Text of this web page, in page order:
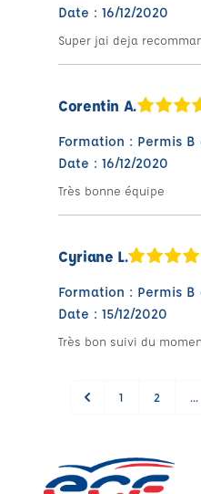
Date : 16/12/2020
Super jai deja
Corentin A.
Formation : Permis
Date : 16/12/2020
Très bonne équipe
Cyriane L.
Formation : Permis
Date : 15/12/2020
Très bon suivi du
1 2 ...